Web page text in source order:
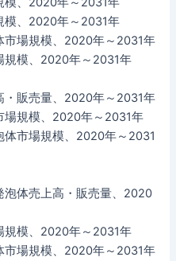
、2020年～2031年
場規模、2020年～2031年
模、2020年～2031年
販売量、2020年～2031年
規模、2020年～2031年
市場規模、2020年～2031
体売上高・販売量、2020
模、2020年～2031年
場規模、2020年～2031年